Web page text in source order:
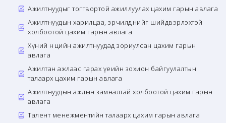
Ажилтнуудыг тогтвортой ажиллуулах цахим гарын авлага
Ажилтнуудын харилцаа, зөрчилдөөнийг шийдвэрлэхтэй
холбоотой цахим гарын авлага
Хүний нөөцийн ажилтнуудад зориулсан цахим гарын
авлага
Ажилтан ажлаас гарах үеийн зохион байгуулалтын
талаарх цахим гарын авлага
Ажилтнуудын ажлын замналтай холбоотой цахим гарын
авлага
Талент менежментийн талаарх цахим гарын авлага